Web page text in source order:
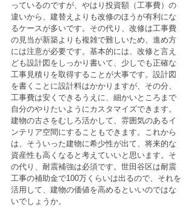
っているのですが、やはり投資額（工事費）の
違いから、建替えよりも改修のほうが有利にな
るケースが多いです。その代り、改修は工事費
の見当が新築よりも複雑で難しいため、進め方
には注意が必要です。基本的には、改修と言え
ども設計図をしっかり書いて、少しでも正確な
工事見積りを取得することが大事です。設計図
を書くことに設計料はかかりますが、その分、
工事費は安くできるうえに、細かいところまで
自分のやりたいようにカスタマイズできます。
建物の古さをむしろ活かして、雰囲気のあるイ
ンテリア空間にすることもできます。これから
は、そういった建物に希少性が出て、将来的な
資産性も高くなると考えていいと思います。そ
の代り、耐震補強は必須です。世田谷区は耐震
工事の補助金で100万くらいは出るので、それを
活用して、建物の価値を高めるといいのではな
いでしょうか。